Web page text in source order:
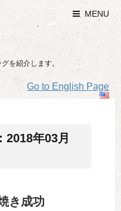
MENU
を紹介します。
Go to English Page
2018年03月
き成功